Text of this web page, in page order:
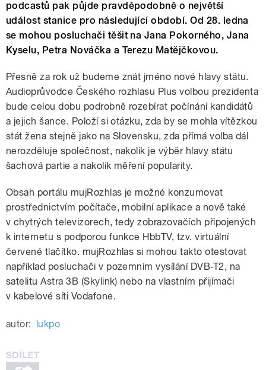
podcastů pak půjde pravděpodobně o největší
událost stanice pro následující období. Od 28. ledna
se mohou posluchači těšit na Jana Pokorného, Jana
Kyselu, Petra Nováčka a Terezu Matějčkovou.
Přesně za rok už budeme znát jméno nové hlavy státu.
Audioprůvodce Českého rozhlasu Plus volbou prezidenta
bude celou dobu podrobně rozebírat počínání kandidátů
a jejich šance. Položí si otázku, zda by se mohla vítězkou
stát žena stejně jako na Slovensku, zda přímá volba dál
nerozděluje společnost, nakolik je výběr hlavy státu
šachová partie a nakolik měření popularity.
Obsah portálu mujRozhlas je možné konzumovat
prostřednictvím počítače, mobilní aplikace a nově také
v chytrých televizorech, tedy zobrazovačích připojených
k internetu s podporou funkce HbbTV, tzv. virtuální
červené tlačítko. mujRozhlas si mohou takto otestovat
například posluchači v pozemním vysílání DVB-T2, na
satelitu Astra 3B (Skylink) nebo na vlastním přijímači
v kabelové síti Vodafone.
autor: lukpo